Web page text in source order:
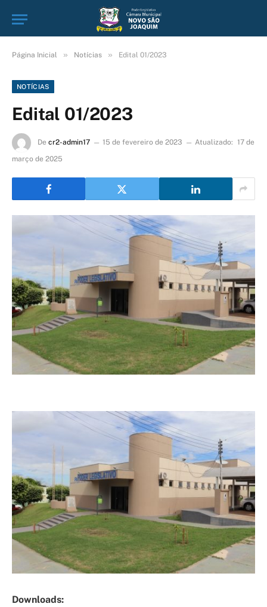
Página Inicial » Notícias » Edital 01/2023
NOTÍCIAS
Edital 01/2023
De cr2-admin17 15 de fevereiro de 2023 Atualizado: 17 de
março de 2025
Downloads: